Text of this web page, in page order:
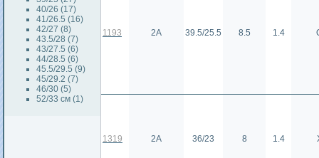
40/26 (17)
41/26.5 (16)
42/27 (8)
43.5/28 (7)
43/27.5 (6)
44/28.5 (6)
45.5/29.5 (9)
45/29.2 (7)
46/30 (5)
52/33 см (1)
1193 2А 39.5/25.5 8.5 1.4
1319 2А 36/23 8 1.4